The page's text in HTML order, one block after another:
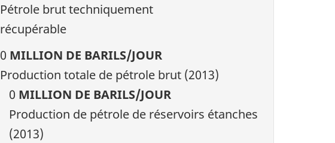
Pétrole brut techniquement
récupérable
0 MILLION DE BARILS/JOUR
Production totale de pétrole brut (2013)
0 MILLION DE BARILS/JOUR
Production de pétrole de réservoirs étanches
(2013)